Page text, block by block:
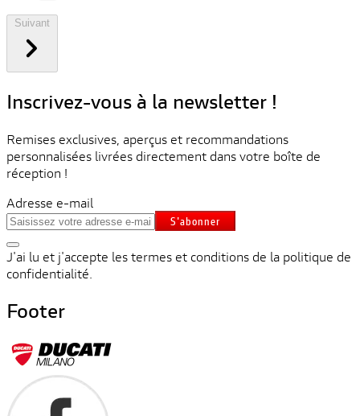
Inscrivez-vous à la newsletter !
Remises exclusives, aperçus et recommandations
personnalisées livrées directement dans votre boîte de
réception !
Adresse e-mail
S'abonner
J'ai lu et j'accepte les termes et conditions de la politique de
confidentialité.
Footer